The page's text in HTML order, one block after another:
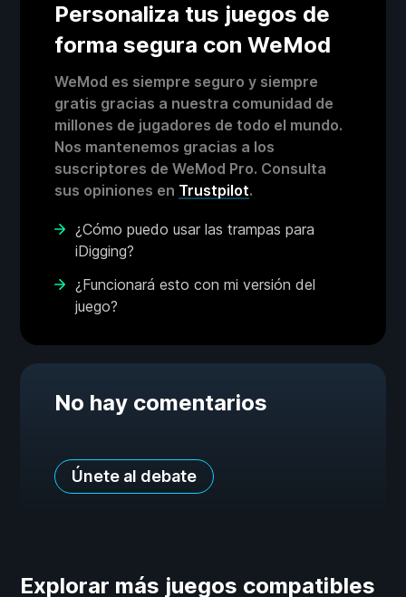
Personaliza tus juegos de
forma segura con WeMod
WeMod es siempre seguro y siempre
gratis gracias a nuestra comunidad de
millones de jugadores de todo el mundo.
Nos mantenemos gracias a los
suscriptores de WeMod Pro. Consulta
sus opiniones en Trustpilot.
¿Cómo puedo usar las trampas para
iDigging?
¿Funcionará esto con mi versión del
juego?
No hay comentarios
Únete al debate
Explorar más juegos compatibles